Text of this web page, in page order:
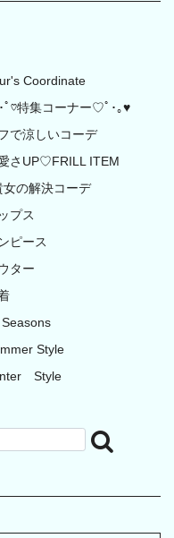
Coordinate
ﾟ♡特集コーナー♡ﾟ･｡♥
で涼しいコーデ
さUP♡FRILL ITEM
女の解決コーデ
プス
ピース
ター
Style
Style